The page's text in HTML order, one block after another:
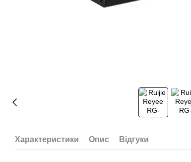
Характеристики Опис Відгуки